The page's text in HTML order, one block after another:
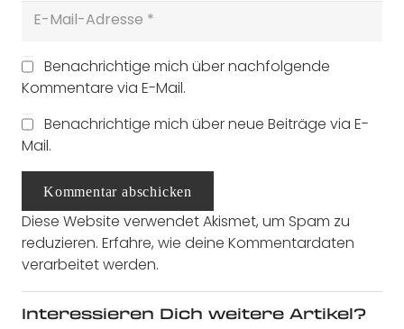
Benachrichtige mich über nachfolgende
Kommentare via E-Mail.
Benachrichtige mich über neue Beiträge via E-
Mail.
Kommentar abschicken
Diese Website verwendet Akismet, um Spam zu
reduzieren. Erfahre, wie deine Kommentardaten
verarbeitet werden.
Interessieren Dich weitere Artikel?